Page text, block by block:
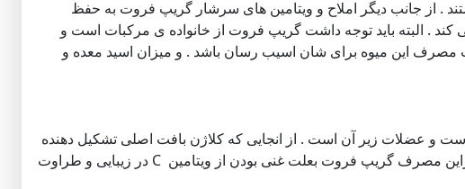
. از جانب دیگر املاح و ویتامین های سرشار گریپ فروت به حفظ
. البته باید توجه داشت گریپ فروت از خانواده ی مرکبات است و
این میوه برای شان اسیب رسان باشد . و میزان اسید معده و
و عضلات زیر آن است . از انجایی که کلاژن بافت اصلی تشکیل دهنده
ی عضلات است و ویتامین C نقش اساسی در شکل گیری کلاژن دارد ، بنابراین مصرف گریپ فروت بعلت غنی بودن از ویتامین C در زیبایی و طراوت